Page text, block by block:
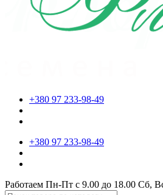
+380 97 233-98-49
+380 97 233-98-49
Работаем Пн-Пт с 9.00 до 18.00 Сб,